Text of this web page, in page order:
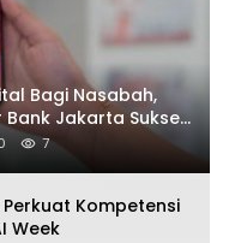
Bagi Nasabah,
Jakarta Sukses
Awards 2026
7
Kompetensi
Week